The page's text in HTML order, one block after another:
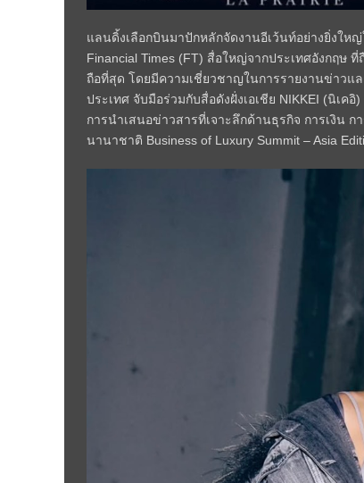
แลนดิ้งเลือกบินมาปักหลักจัดงานอีเว้นท์อย่างยิ่งให
Financial Times (FT) สื่อใหญ่จากประเทศอังกฤษ
ถือที่สุด โดยมีความเชี่ยวชาญในการรายงานข่าวแล
ประเทศ จับมือร่วมกับสื่อดังฝั่งเอเชีย NIKKEI (นิเ
การนำเสนอข่าวสารที่เจาะลึกด้านธุรกิจ การเงิน
นานาชาติ Business of Luxury Summit – Asia